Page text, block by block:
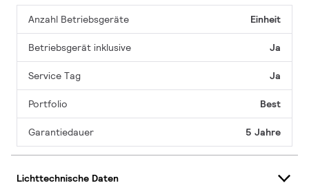
Anzahl Betriebsgeräte Einheit
Betriebsgerät inklusive Ja
Service Tag Ja
Portfolio Best
Garantiedauer 5 Jahre
Lichttechnische Daten